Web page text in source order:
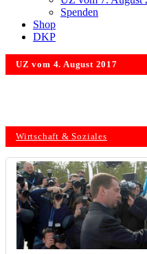
Spenden
Shop
DKP
UZ vom 4. August 2017
Wirtschaft & Soziales